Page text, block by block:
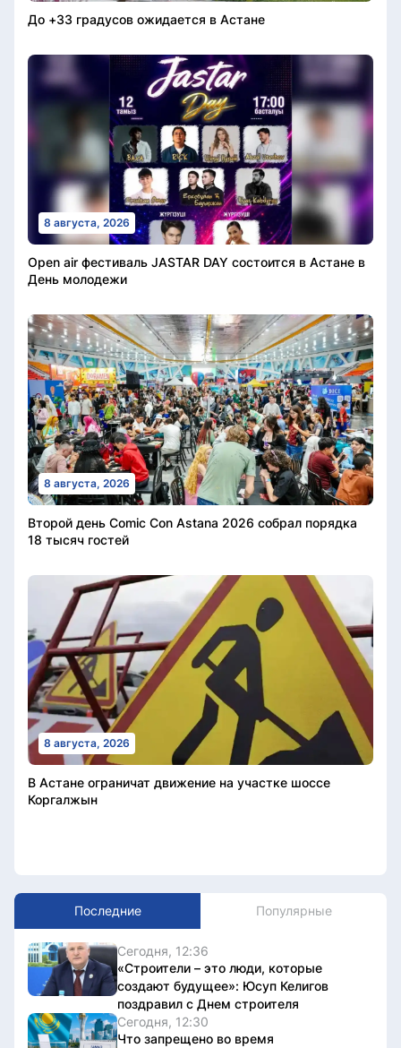
До +33 градусов ожидается в Астане
8 августа, 2026
Open air фестиваль JASTAR DAY состоится в Астане в
День молодежи
8 августа, 2026
Второй день Comic Con Astana 2026 собрал порядка
18 тысяч гостей
8 августа, 2026
В Астане ограничат движение на участке шоссе
Коргалжын
Последние Популярные
Сегодня, 12:36
«Строители – это люди, которые
создают будущее»: Юсуп Келигов
поздравил с Днем строителя
Сегодня, 12:30
Что запрещено во время